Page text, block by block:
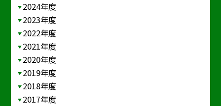
2024年度
2023年度
2022年度
2021年度
2020年度
2019年度
2018年度
2017年度